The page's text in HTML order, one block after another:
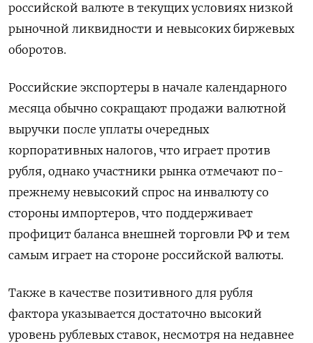
российской валюте в текущих условиях низкой
рыночной ликвидности и невысоких биржевых
оборотов.
Российские экспортеры в начале календарного
месяца обычно сокращают продажи валютной
выручки после уплаты очередных
корпоративных налогов, что играет против
рубля, однако участники рынка отмечают по-
прежнему невысокий спрос на инвалюту со
стороны импортеров, что поддерживает
профицит баланса внешней торговли РФ и тем
самым играет на стороне российской валюты.
Также в качестве позитивного для рубля
фактора указывается достаточно высокий
уровень рублевых ставок, несмотря на недавнее